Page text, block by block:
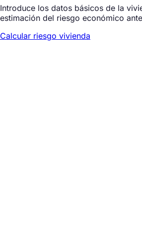
Introduce los datos básicos de la
estimación del riesgo económico
Calcular riesgo vivienda